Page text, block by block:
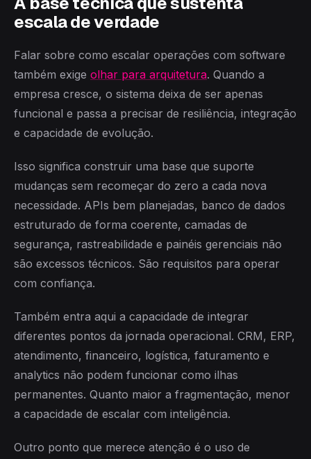
escala de verdade
Falar sobre como escalar operações com software
também exige olhar para arquitetura. Quando a
empresa cresce, o sistema deixa de ser apenas
funcional e passa a precisar de resiliência, integração
e capacidade de evolução.
Isso significa construir uma base que suporte
mudanças sem recomeçar do zero a cada nova
necessidade. APIs bem planejadas, banco de dados
estruturado de forma coerente, camadas de
segurança, rastreabilidade e painéis gerenciais não
são excessos técnicos. São requisitos para operar
com confiança.
Também entra aqui a capacidade de integrar
diferentes pontos da jornada operacional. CRM, ERP,
atendimento, financeiro, logística, faturamento e
analytics não podem funcionar como ilhas
permanentes. Quanto maior a fragmentação, menor
a capacidade de escalar com inteligência.
Outro ponto que merece atenção é o uso de